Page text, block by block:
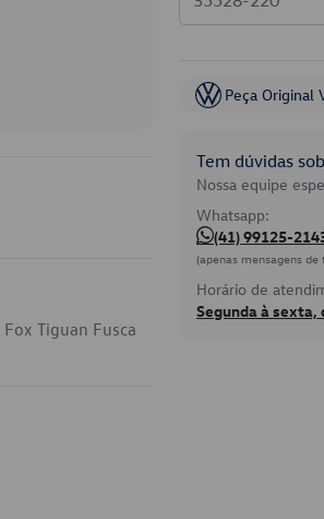
Tiguan Fusca
Peça Original
Tem dúvidas
Nossa equipe
Whatsapp:
(41) 99125-
(apenas mensagens
Horário de
Segunda à sexta,